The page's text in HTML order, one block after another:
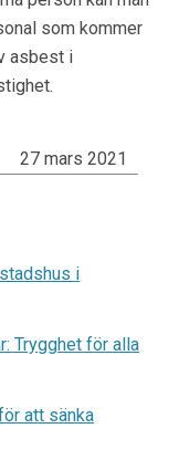
som kommer
asbest i
27 mars 2021
i
Trygghet för alla
att sänka